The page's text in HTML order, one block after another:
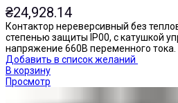
₴24,928.14
Контактор нереверсивный без
степенью защиты IP00, с катушкой
напряжение 660В переменного тока.
Добавить в список желаний
В корзину
Просмотр